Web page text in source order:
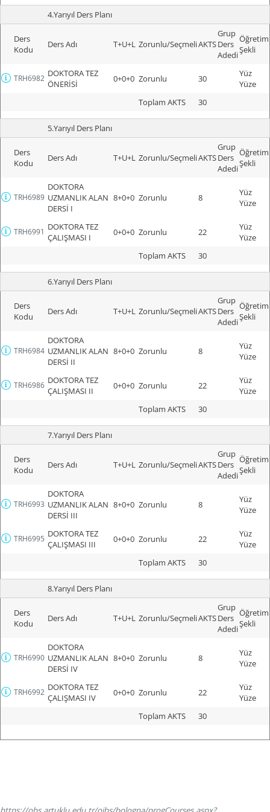
4.Yarıyıl Ders Planı
Ders
Kodu
Ders Adı T+U+L Zorunlu/SeçmeliAKTS
Grup
Ders
Adedi
Öğretim
Şekli
TRH6982 DOKTORA TEZ
ÖNERİSİ
0+0+0 Zorunlu 30
Yüz
Yüze
Toplam AKTS
30
5.Yarıyıl Ders Planı
Ders
Kodu
Ders Adı T+U+L Zorunlu/SeçmeliAKTS
Grup
Ders
Adedi
Öğretim
Şekli
TRH6989
DOKTORA
UZMANLIK ALAN
DERSİ I
8+0+0 Zorunlu 8
Yüz
Yüze
TRH6991 DOKTORA TEZ
ÇALIŞMASI I
0+0+0 Zorunlu 22
Yüz
Yüze
Toplam AKTS
30
6.Yarıyıl Ders Planı
Ders
Kodu
Ders Adı T+U+L Zorunlu/SeçmeliAKTS
Grup
Ders
Adedi
Öğretim
Şekli
TRH6984
DOKTORA
UZMANLIK ALAN
DERSİ II
8+0+0 Zorunlu 8
Yüz
Yüze
TRH6986 DOKTORA TEZ
ÇALIŞMASI II
0+0+0 Zorunlu 22
Yüz
Yüze
Toplam AKTS
30
7.Yarıyıl Ders Planı
Ders
Kodu
Ders Adı T+U+L Zorunlu/SeçmeliAKTS
Grup
Ders
Adedi
Öğretim
Şekli
TRH6993
DOKTORA
UZMANLIK ALAN
DERSİ III
8+0+0 Zorunlu 8
Yüz
Yüze
TRH6995 DOKTORA TEZ
ÇALIŞMASI III
0+0+0 Zorunlu 22
Yüz
Yüze
Toplam AKTS
30
8.Yarıyıl Ders Planı
Ders
Kodu
Ders Adı T+U+L Zorunlu/SeçmeliAKTS
Grup
Ders
Adedi
Öğretim
Şekli
TRH6990
DOKTORA
UZMANLIK ALAN
DERSİ IV
8+0+0 Zorunlu 8
Yüz
Yüze
TRH6992 DOKTORA TEZ
ÇALIŞMASI IV
0+0+0 Zorunlu 22
Yüz
Yüze
Toplam AKTS
30